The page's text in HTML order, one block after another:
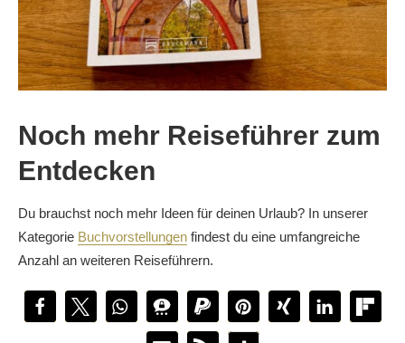
Noch mehr Reiseführer zum
Entdecken
Du brauchst noch mehr Ideen für deinen Urlaub? In unserer
Kategorie Buchvorstellungen findest du eine umfangreiche
Anzahl an weiteren Reiseführern.